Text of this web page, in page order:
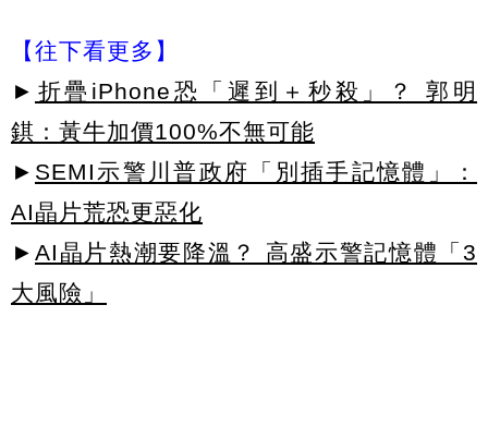
【往下看更多】
► 折疊iPhone恐「遲到＋秒殺」？ 郭明
錤：黃牛加價100%不無可能
► SEMI示警川普政府「別插手記憶體」：
AI晶片荒恐更惡化
► AI晶片熱潮要降溫？ 高盛示警記憶體「3
大風險」